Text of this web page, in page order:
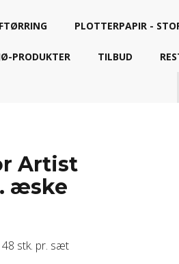
PLOTTERPAPIR -
PRODUKTER TILBUD
Artist
æske
stk. pr. sæt